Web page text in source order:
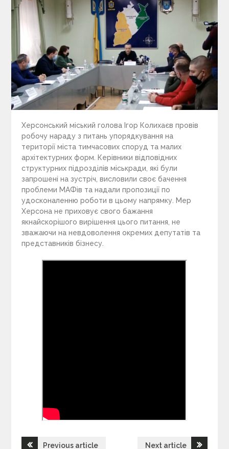
Херсонський міський голова Ігор Колихаєв провів
робочу нараду з питань упорядкування на
території міста тимчасових споруд та малих
архітектурних форм. Керівники відповідних
структурних підрозділів міськради, які були
запрошені на зустріч, висловили своє бачення
проблеми МАФів та надали пропозиції по
удосконаленню роботи в цьому напрямку. Мер
Херсона не приховує свого бажання
якнайскорішого вирішення цього питання, не
зважаючи на невдоволення окремих депутатів та
представників бізнесу.
Previous article Next article